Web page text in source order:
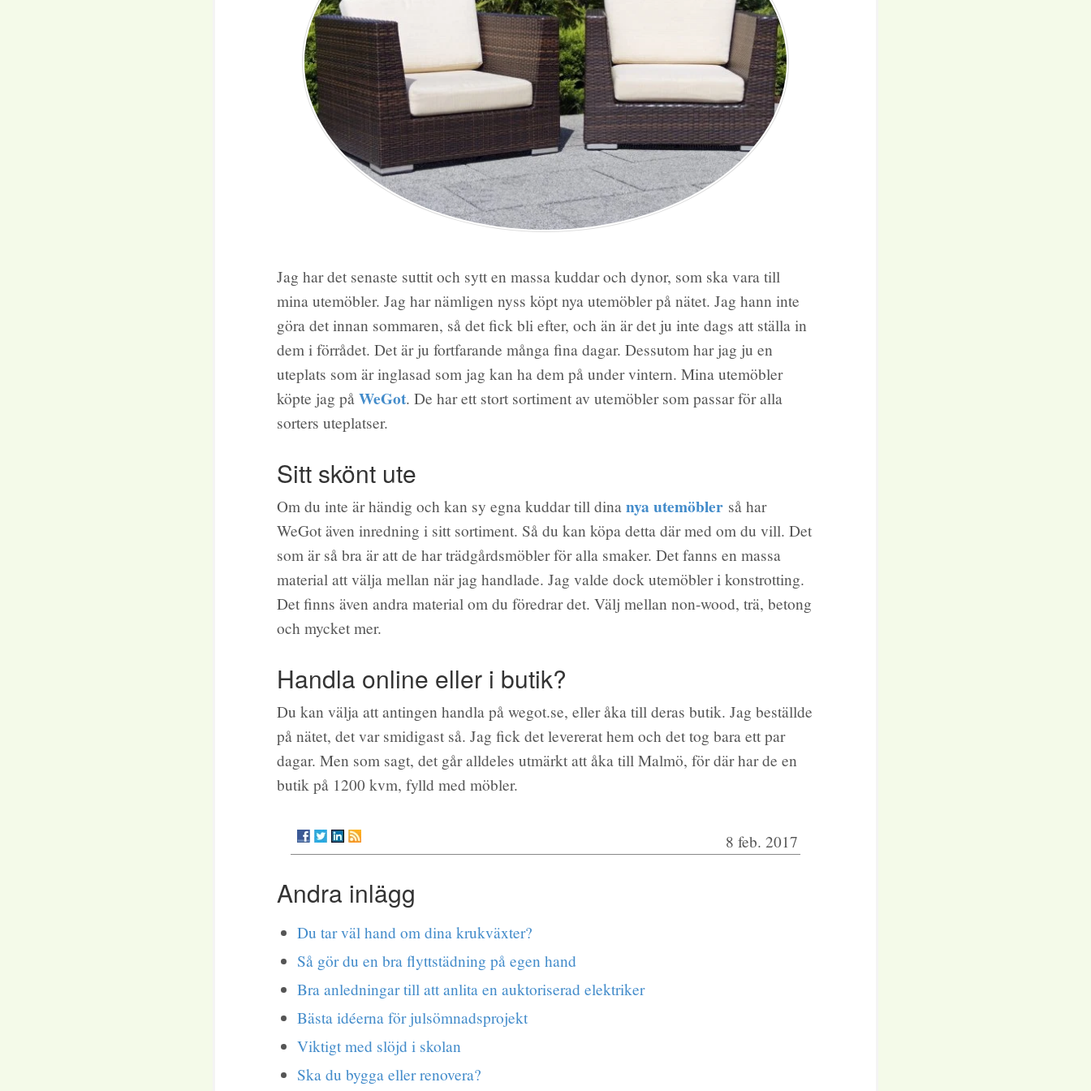
Jag har det senaste suttit och sytt en massa kuddar och dynor, som ska vara till
mina utemöbler. Jag har nämligen nyss köpt nya utemöbler på nätet. Jag hann inte
göra det innan sommaren, så det fick bli efter, och än är det ju inte dags att ställa in
dem i förrådet. Det är ju fortfarande många fina dagar. Dessutom har jag ju en
uteplats som är inglasad som jag kan ha dem på under vintern. Mina utemöbler
köpte jag påWeGot. De har ett stort sortiment av utemöbler som passar för alla
sorters uteplatser.
Sitt skönt ute
Om du inte är händig och kan sy egna kuddar till dinanya utemöbler så har
WeGot även inredning i sitt sortiment. Så du kan köpa detta där med om du vill. Det
som är så bra är att de har trädgårdsmöbler för alla smaker. Det fanns en massa
material att välja mellan när jag handlade. Jag valde dock utemöbler i konstrotting.
Det finns även andra material om du föredrar det. Välj mellan non-wood, trä, betong
och mycket mer.
Handla online eller i butik?
Du kan välja att antingen handla på wegot.se, eller åka till deras butik. Jag beställde
på nätet, det var smidigast så. Jag fick det levererat hem och det tog bara ett par
dagar. Men som sagt, det går alldeles utmärkt att åka till Malmö, för där har de en
butik på 1200 kvm, fylld med möbler.
8 feb. 2017
Andra inlägg
Du tar väl hand om dina krukväxter?
Så gör du en bra flyttstädning på egen hand
Bra anledningar till att anlita en auktoriserad elektriker
Bästa idéerna för julsömnadsprojekt
Viktigt med slöjd i skolan
Ska du bygga eller renovera?